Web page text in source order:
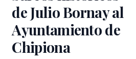
de Julio Bornay al
Ayuntamiento de
Chipiona